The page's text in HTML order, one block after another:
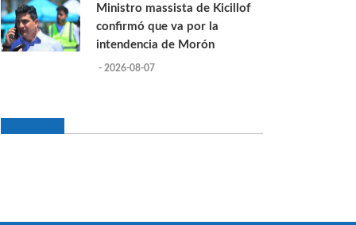
Ministro massista de Kicillof
confirmó que va por la
intendencia de Morón
- 2026-08-07